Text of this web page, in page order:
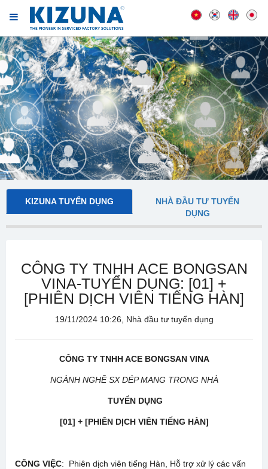
KIZUNA TUYỂN DỤNG
NHÀ ĐẦU TƯ TUYỂN
DỤNG
CÔNG TY TNHH ACE BONGSAN
VINA-TUYỂN DỤNG: [01] +
[PHIÊN DỊCH VIÊN TIẾNG HÀN]
19/11/2024 10:26, Nhà đầu tư tuyển dụng
CÔNG TY TNHH ACE BONGSAN VINA
NGÀNH NGHỀ SX DÉP MANG TRONG NHÀ
TUYỂN DỤNG
[01] + [PHIÊN DỊCH VIÊN TIẾNG HÀN]
CÔNG VIỆC: Phiên dịch viên tiếng Hàn, Hỗ trợ xử lý các vấn